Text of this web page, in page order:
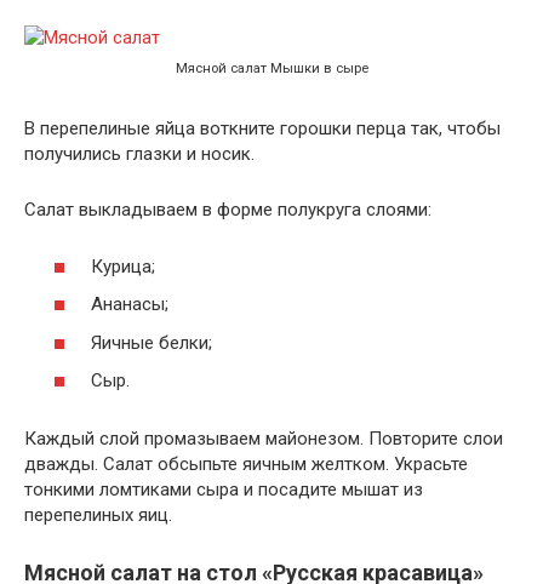
Мясной салат Мышки в сыре
В перепелиные яйца воткните горошки перца так, чтобы
получились глазки и носик.
Салат выкладываем в форме полукруга слоями:
Курица;
Ананасы;
Яичные белки;
Сыр.
Каждый слой промазываем майонезом. Повторите слои
дважды. Салат обсыпьте яичным желтком. Украсьте
тонкими ломтиками сыра и посадите мышат из
перепелиных яиц.
Мясной салат на стол «Русская красавица»